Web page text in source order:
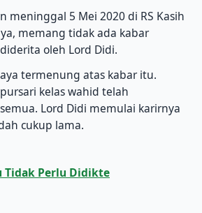
meninggal 5 Mei 2020 di RS Kasih
memang tidak ada kabar
oleh Lord Didi.
termenung atas kabar itu.
kelas wahid telah
Lord Didi memulai karirnya
cukup lama.
Tidak Perlu Didikte